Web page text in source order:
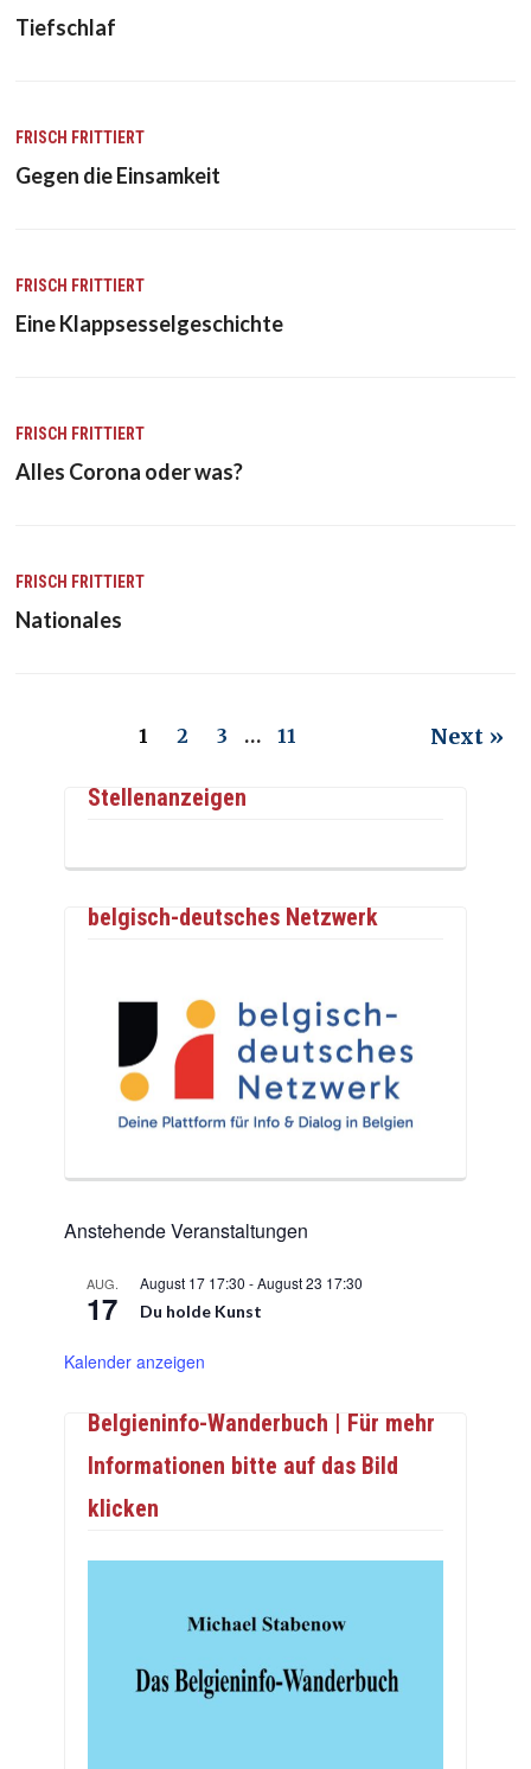
Tiefschlaf
FRISCH FRITTIERT
Gegen die Einsamkeit
FRISCH FRITTIERT
Eine Klappsesselgeschichte
FRISCH FRITTIERT
Alles Corona oder was?
FRISCH FRITTIERT
Nationales
1 2 3 … 11 Next »
Stellenanzeigen
belgisch-deutsches Netzwerk
Anstehende Veranstaltungen
AUG.
17
August 17 17:30 -August 23 17:30
Du holde Kunst
Kalender anzeigen
Belgieninfo-Wanderbuch | Für mehr
Informationen bitte auf das Bild
klicken